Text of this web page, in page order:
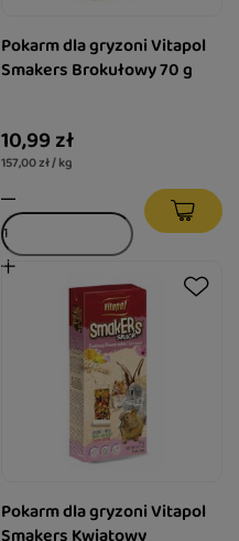
Pokarm dla gryzoni Vitapol
Smakers Brokułowy 70 g
10,99 zł
157,00 zł / kg
Pokarm dla gryzoni Vitapol